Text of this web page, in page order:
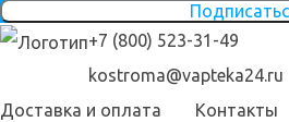
+7 (800) 523-31-49
kostroma@vapteka24.ru
Доставка и оплата
Контакты